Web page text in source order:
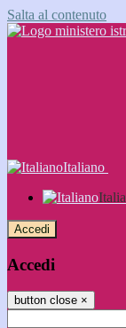
Salta al contenuto
Italiano
Accedi
Accedi
button close ×